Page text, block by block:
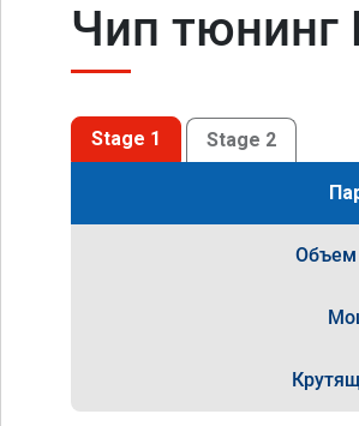
Чип тюнинг
Stage 1 Stage 2
Объем